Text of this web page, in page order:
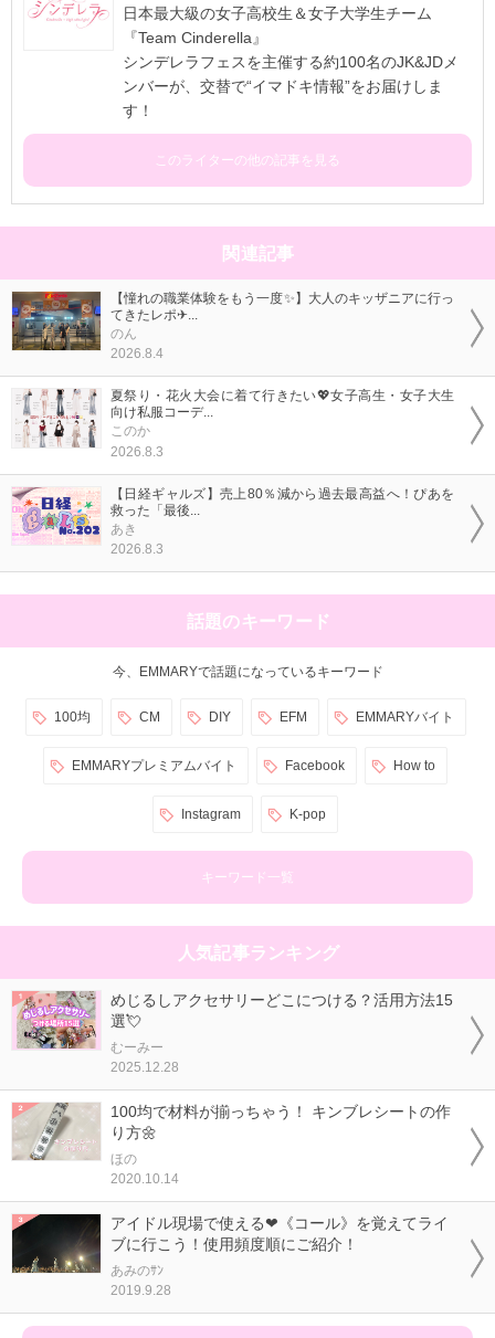
日本最大級の女子高校生＆女子大学生チーム
『Team Cinderella』
シンデレラフェスを主催する約100名のJK&JDメ
ンバーが、交替で“イマドキ情報”をお届けしま
す！
このライターの他の記事を見る
関連記事
【憧れの職業体験をもう一度✨】大人のキッザニアに行っ
てきたレポ✈...
のん
2026.8.4
夏祭り・花火大会に着て行きたい💖女子高生・女子大生
向け私服コーデ...
このか
2026.8.3
【日経ギャルズ】売上80％減から過去最高益へ！ぴあを
救った「最後...
あき
2026.8.3
話題のキーワード
今、EMMARYで話題になっているキーワード
100均 CM DIY EFM EMMARYバイト
EMMARYプレミアムバイト Facebook How to
Instagram K-pop
キーワード一覧
人気記事ランキング
めじるしアクセサリーどこにつける？活用方法15
選💘
むーみー
2025.12.28
100均で材料が揃っちゃう！ キンブレシートの作
り方🌼
ほの
2020.10.14
アイドル現場で使える❤《コール》を覚えてライ
ブに行こう！使用頻度順にご紹介！
あみのｻﾝ
2019.9.28